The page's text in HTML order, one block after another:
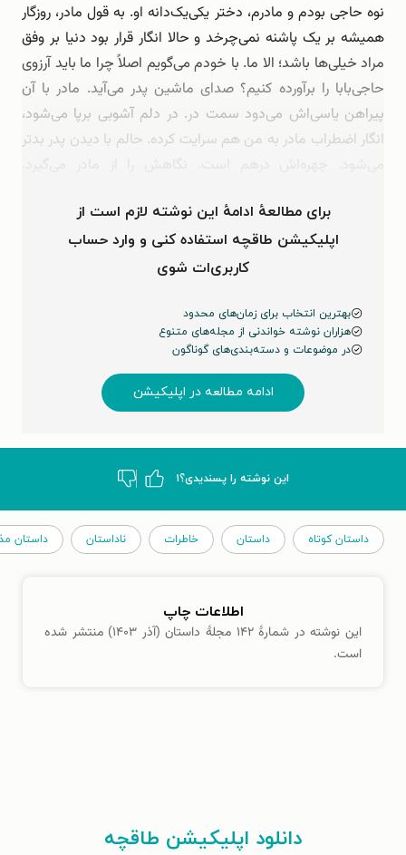
نوه حاجی بودم و مادرم، دختر یکی‌یک‌دانه او. به قول مادر، روزگار
همیشه بر یک پاشنه نمی‌چرخد و حالا انگار قرار بود دنیا بر وفق
مراد خیلی‌ها باشد؛ الا ما. با خودم می‌گویم اصلاً چرا ما باید آرزوی
حاجی‌بابا را برآورده کنیم؟ صدای ماشین پدر می‌آید. مادر با آن
پیراهن یاسی‌اش می‌دود سمت در. در دلم آشوبی برپا می‌شود،
انگار اضطراب مادر به من هم سرایت کرده. حالم با دیدن پدر بدتر
برای مطالعهٔ ادامهٔ این نوشته لازم است از
اپلیکیشن طاقچه استفاده کنی و وارد حساب
کاربری‌ات شوی
بهترین انتخاب برای زمان‌های محدود
هزاران نوشته خواندنی از مجله‌های متنوع
در موضوعات و دسته‌بندی‌های گوناگون
ادامه مطالعه در اپلیکیشن
این نوشته‌ را پسندیدی؟۱
داستان کوتاه داستان خاطرات ناداستان داستان
اطلاعات چاپ
این نوشته در شمارهٔ ۱۴۲ مجلهٔ داستان (آذر ۱۴۰۳) منتشر شده
است.
دانلود اپلیکیشن طاقچه